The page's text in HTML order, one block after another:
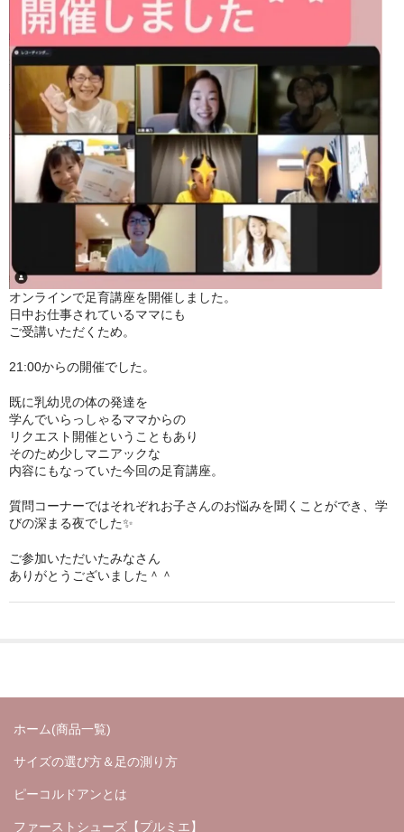
お問合せ
☆お知らせ☆
メディア
足と靴のこと
足育について
オンラインで足育講座を開催しました。
日中お仕事されているママにも
ご受講いただくため。
21:00からの開催でした。
既に乳幼児の体の発達を
学んでいらっしゃるママからの
リクエスト開催ということもあり
そのため少しマニアックな
内容にもなっていた今回の足育講座。
質問コーナーではそれぞれお子さんのお悩みを聞くことができ、学
びの深まる夜でした✨
ご参加いただいたみなさん
ありがとうございました＾＾
ホーム(商品一覧)
サイズの選び方＆足の測り方
ピーコルドアンとは
ファーストシューズ【プルミエ】